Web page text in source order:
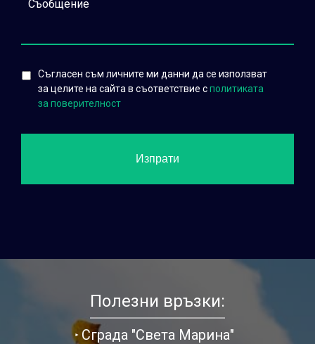
Съгласен съм личните ми данни да се използват
за целите на сайта в съответствие сполитиката
за поверителност
Полезни връзки:
Сграда "Света Марина"